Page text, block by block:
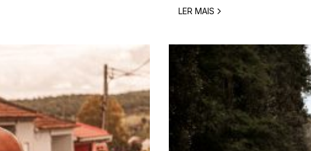
perfeita para um corredor pode
LER MAIS